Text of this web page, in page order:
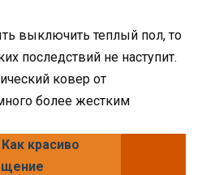
выключить теплый пол, то
последствий не наступит.
ковер от
более жестким
Как красиво